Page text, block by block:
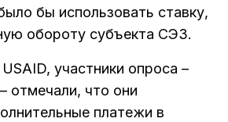
бы использовать ставку,
обороту субъекта СЭЗ.
участники опроса –
что они
платежи в